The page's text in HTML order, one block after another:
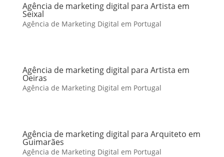
Agência de marketing digital para Artista em
Seixal
Agência de Marketing Digital em Portugal
Agência de marketing digital para Artista em
Oeiras
Agência de Marketing Digital em Portugal
Agência de marketing digital para Arquiteto em
Guimarães
Agência de Marketing Digital em Portugal